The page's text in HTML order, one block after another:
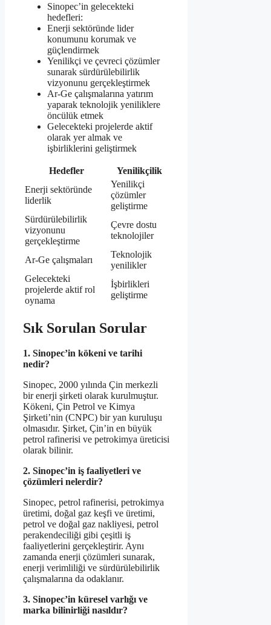
Sinopec’in gelecekteki
hedefleri:
Enerji sektöründe lider
konumunu korumak ve
güçlendirmek
Yenilikçi ve çevreci çözümler
sunarak sürdürülebilirlik
vizyonunu gerçekleştirmek
Ar-Ge çalışmalarına yatırım
yaparak teknolojik yeniliklere
öncülük etmek
Gelecekteki projelerde aktif
olarak yer almak ve
işbirliklerini geliştirmek
Hedefler
Yenilikçilik
Enerji sektöründe
liderlik
Yenilikçi
çözümler
geliştirme
Sürdürülebilirlik
vizyonunu
gerçekleştirme
Çevre dostu
teknolojiler
Ar-Ge çalışmaları
Teknolojik
yenilikler
Gelecekteki
projelerde aktif rol
oynama
İşbirlikleri
geliştirme
Sık Sorulan Sorular
1. Sinopec’in kökeni ve tarihi
nedir?
Sinopec, 2000 yılında Çin merkezli
bir enerji şirketi olarak kurulmuştur.
Kökeni, Çin Petrol ve Kimya
Şirketi’nin (CNPC) bir yan kuruluşu
olmasıdır. Şirket, Çin’in en büyük
petrol rafinerisi ve petrokimya üreticisi
olarak bilinir.
2. Sinopec’in iş faaliyetleri ve
çözümleri nelerdir?
Sinopec, petrol rafinerisi, petrokimya
üretimi, doğal gaz keşfi ve üretimi,
petrol ve doğal gaz nakliyesi, petrol
perakendeciliği gibi çeşitli iş
faaliyetlerini gerçekleştirir. Aynı
zamanda enerji çözümleri sunarak,
enerji verimliliği ve sürdürülebilirlik
çalışmalarına da odaklanır.
3. Sinopec’in küresel varlığı ve
marka bilinirliği nasıldır?